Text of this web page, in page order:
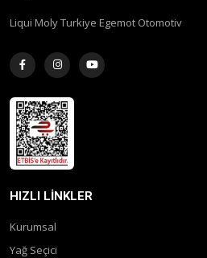
Liqui Moly Turkiye Egemot Otomotiv
HIZLI LINKLER
Kurumsal
Yağ Seçici